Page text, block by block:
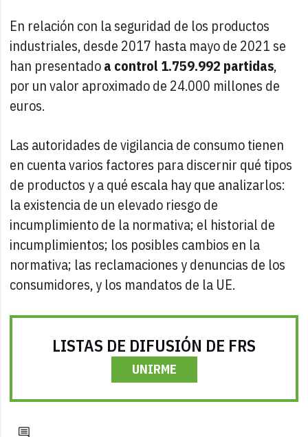
En relación con la seguridad de los productos
industriales, desde 2017 hasta mayo de 2021 se
han presentadoa control 1.759.992 partidas,
por un valor aproximado de 24.000 millones de
euros.
Las autoridades de vigilancia de consumo tienen
en cuenta varios factores para discernir qué tipos
de productos y a qué escala hay que analizarlos:
la existencia de un elevado riesgo de
incumplimiento de la normativa; el historial de
incumplimientos; los posibles cambios en la
normativa; las reclamaciones y denuncias de los
consumidores, y los mandatos de la UE.
LISTAS DE DIFUSIÓN DE FRS
UNIRME